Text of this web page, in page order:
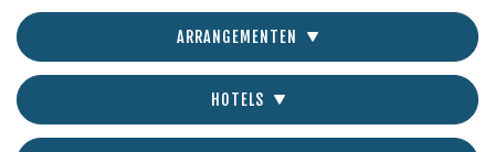
ARRANGEMENTEN
HOTELS